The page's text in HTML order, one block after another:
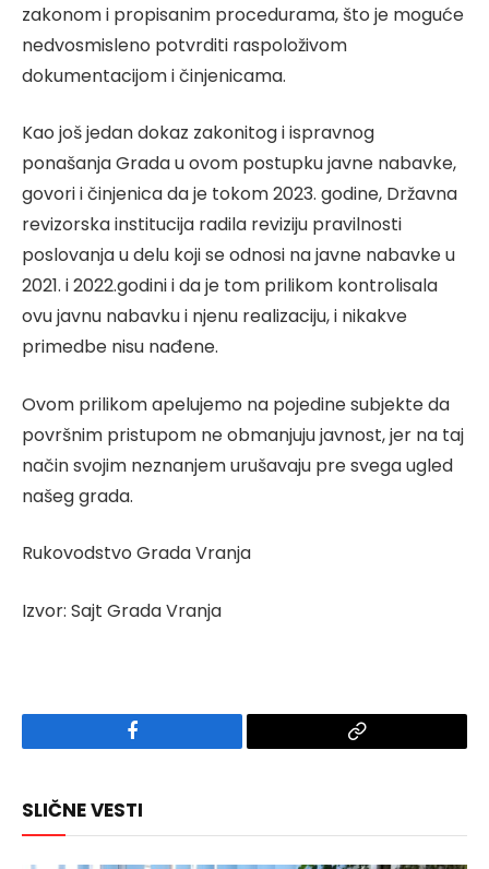
zakonom i propisanim procedurama, što je moguće
nedvosmisleno potvrditi raspoloživom
dokumentacijom i činjenicama.
Kao još jedan dokaz zakonitog i ispravnog
ponašanja Grada u ovom postupku javne nabavke,
govori i činjenica da je tokom 2023. godine, Državna
revizorska institucija radila reviziju pravilnosti
poslovanja u delu koji se odnosi na javne nabavke u
2021. i 2022.godini i da je tom prilikom kontrolisala
ovu javnu nabavku i njenu realizaciju, i nikakve
primedbe nisu nađene.
Ovom prilikom apelujemo na pojedine subjekte da
površnim pristupom ne obmanjuju javnost, jer na taj
način svojim neznanjem urušavaju pre svega ugled
našeg grada.
Rukovodstvo Grada Vranja
Izvor: Sajt Grada Vranja
Facebook
Copy
SLIČNE VESTI